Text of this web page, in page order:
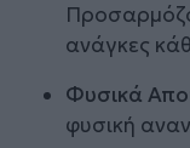
ανάγκες
Φυσικά
φυσική